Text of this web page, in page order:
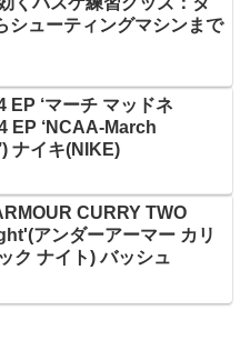
シューティングマシンまで
EP ‘マーチ マッドネ
EP ‘NCAA-March
ナイキ(NIKE)
CURRY TWO
アンダーアーマー カリ
ク ナイト) バッシュ